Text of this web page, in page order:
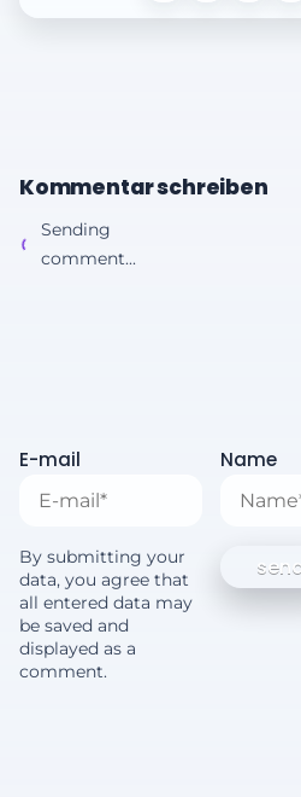
Kommentar schreiben
Sending
comment...
E-mail Name
By submitting your
data, you agree that
all entered data may
be saved and
displayed as a
comment.